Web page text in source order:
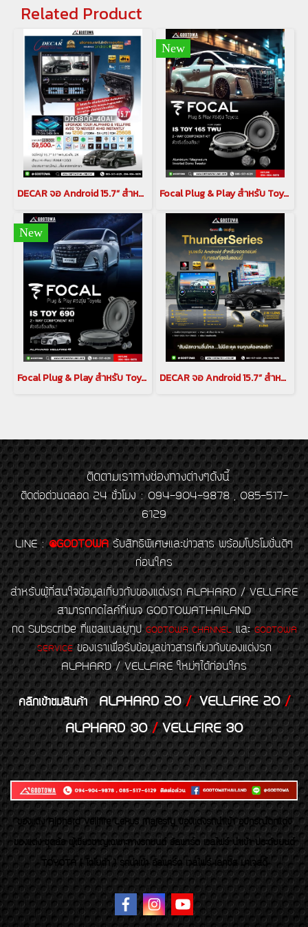
Related Product
DECAR จอ Android 15.7” สำหรับ Alphard / Vellfire 30 Series พร้อมกล้อง 360 6 LEN
New
Focal Plug & Play สำหรับ Toyota Alphard / Vellfireชุดลำโพง IC TOY 165 (Coaxial)(copy)(copy)
New
Focal Plug & Play สำหรับ Toyota Alphard / Vellfireชุดลำโพง IC TOY 165 (Coaxial)(copy)(copy)(copy) DECAR จอ Android 15.7” สำหรับ Alphard / Vellfire 30 Series พร้อมกล้อง 360 6 LEN(copy)
ติดตามเราทางช่องทางต่างๆดังนี้
ติดต่อด่วนตลอด 24 ชั่วโมง : 094-904-9878 , 085-517-
6129
LINE : @GODTOWA รับสิทธิพิเศษและข่าวสาร พร้อมโปรโมชั่นดีๆ
ก่อนใคร
สำหรับผู้ที่สนใจข้อมูลเกี่ยวกับของแต่งรถ ALPHARD / VELLFIRE
สามารถกดไลค์ที่เพจ GODTOWATHAILAND
กด Subscribe ที่แชลแนลยูทูป GODTOWA CHANNELและGODTOWA
SERVICEของเราเพื่อรับข้อมูลข่าวสารเกี่ยวกับของแต่งรถ
ALPHARD / VELLFIRE ใหม่ๆได้ก่อนใคร
คลิกเข้าชมสินค้า ALPHARD 20/VELLFIRE 20/
ALPHARD 30/VELLFIRE 30
ของเเต่ง Alphard Vellfire Lexus Majesty ของเเต่งรถนำเข้า อุปกรณ์ตกแต่ง
ของแต่ง ชุดล้อ ผู้เชี่ยวชาญเฉพาะทางรถยนต์ อัลพาร์ด เวลไฟร์ นำเข้า ประดับยนต์
TOYOTA ( โตโยต้า ) รถนำเข้า อัลพาร์ด เวลไฟร์ เลกซัส มาเจสตี้